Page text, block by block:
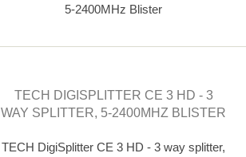
5-2400MHz Blister
TECH DIGISPLITTER CE 3 HD - 3
WAY SPLITTER, 5-2400MHZ BLISTER
TECH DigiSplitter CE 3 HD - 3 way splitter,